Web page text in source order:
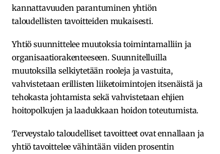
kannattavuuden parantuminen yhtiön
taloudellisten tavoitteiden mukaisesti.
Yhtiö suunnittelee muutoksia toimintamalliin ja
organisaatiorakenteeseen. Suunnitelluilla
muutoksilla selkiytetään rooleja ja vastuita,
vahvistetaan erillisten liiketoimintojen itsenäistä ja
tehokasta johtamista sekä vahvistetaan ehjien
hoitopolkujen ja laadukkaan hoidon toteutumista.
Terveystalo taloudelliset tavoitteet ovat ennallaan ja
yhtiö tavoittelee vähintään viiden prosentin